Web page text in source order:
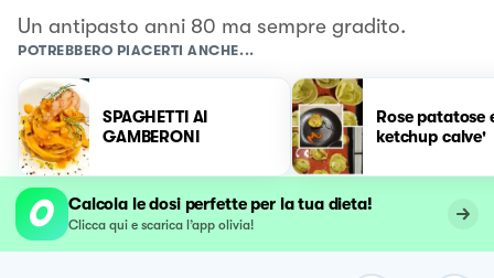
Un antipasto anni 80 ma sempre gradito.
POTREBBERO PIACERTI ANCHE...
SPAGHETTI AI
GAMBERONI
Rose patatose
ketchup calve'
Calcola le dosi perfette per la tua dieta!
Clicca qui e scarica l’app olivia!